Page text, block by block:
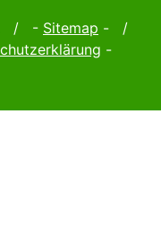
/ - Sitemap - /
-